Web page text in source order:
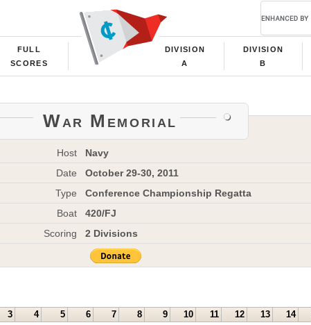
FULL
SCORES
DIVISION
A
DIVISION
B
War Memorial
Host
Navy
Date
October 29-30, 2011
Type
Conference Championship Regatta
Boat
420/FJ
Scoring
2 Divisions
3 4 5 6 7 8 9 10 11 12 13 14